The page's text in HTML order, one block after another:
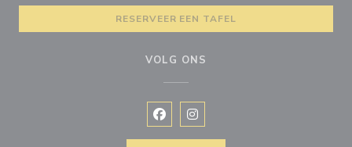
RESERVEER EEN TAFEL
VOLG ONS
Facebook ((opent in een nieuw
Instagram ((opent in een